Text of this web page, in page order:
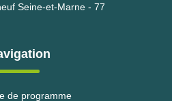
Seine-et-Marne - 77
de programme